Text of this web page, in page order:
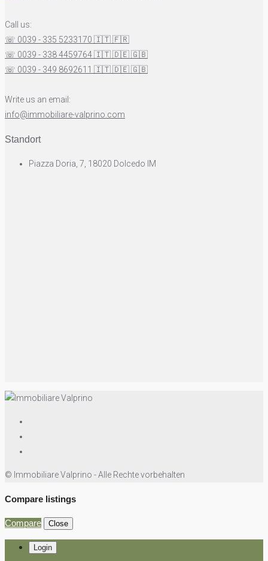
Call us:
☏ 0039 - 335 5233170 🇮🇹🇫🇷
☏ 0039 - 338 4459764🇮🇹🇩🇪🇬🇧
☏ 0039 - 349 8692611 🇮🇹🇩🇪🇬🇧
Write us an email:
info@immobiliare-valprino.com
Standort
Piazza Doria, 7, 18020 Dolcedo IM
© Immobiliare Valprino - Alle Rechte vorbehalten
Compare listings
Compare Close
Login